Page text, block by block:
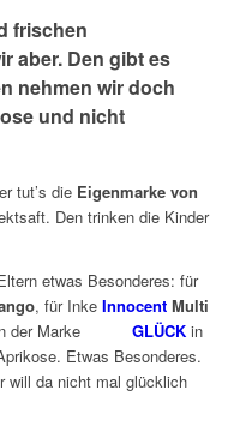
frischen
aber. Den gibt es
nehmen wir doch
und nicht
tut’s die Eigenmarke von
Den trinken die Kinder
etwas Besonderes: für
, für Inke InnocentMulti
der Marke GLÜCK in
Etwas Besonderes.
will da nicht mal glücklich